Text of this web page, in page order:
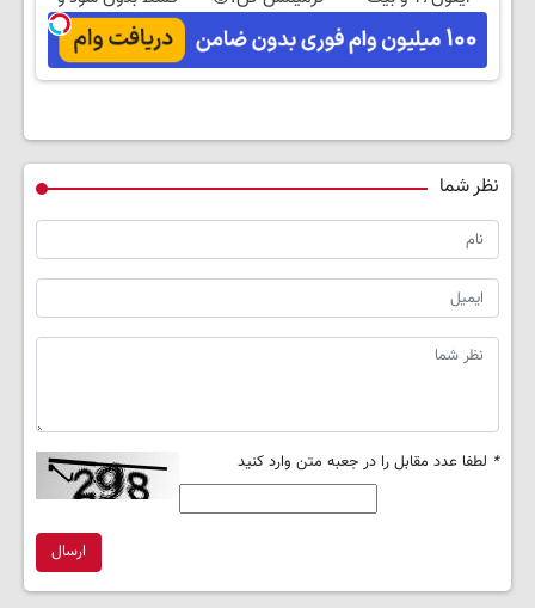
کوین 🔥
کارمزد!
نظر شما
* لطفا عدد مقابل را در جعبه متن وارد کنید
ارسال